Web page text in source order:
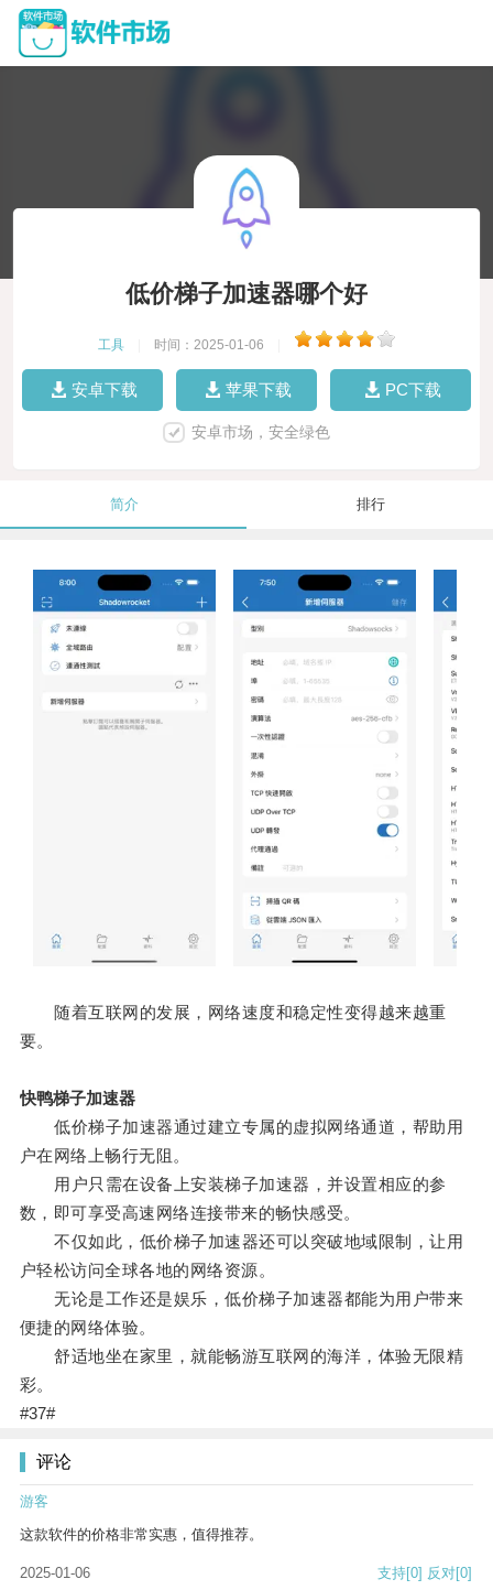
低价梯子加速器哪个好
工具 时间：2025-01-06
安卓下载 苹果下载 PC下载
安卓市场，安全绿色
简介 排行
随着互联网的发展，网络速度和稳定性变得越来越重
要。
快鸭梯子加速器
低价梯子加速器通过建立专属的虚拟网络通道，帮助用
户在网络上畅行无阻。
用户只需在设备上安装梯子加速器，并设置相应的参
数，即可享受高速网络连接带来的畅快感受。
不仅如此，低价梯子加速器还可以突破地域限制，让用
户轻松访问全球各地的网络资源。
无论是工作还是娱乐，低价梯子加速器都能为用户带来
便捷的网络体验。
舒适地坐在家里，就能畅游互联网的海洋，体验无限精
彩。
#37#
评论
游客
这款软件的价格非常实惠，值得推荐。
2025-01-06 支持[0] 反对[0]